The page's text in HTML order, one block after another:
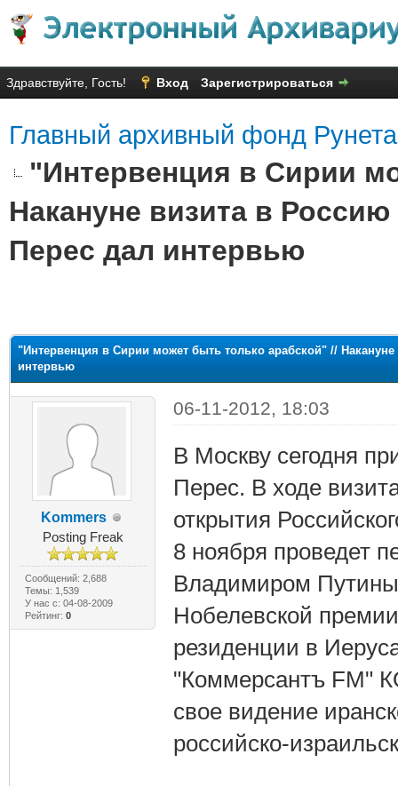
Здравствуйте, Гость! Вход Зарегистрироваться
Главный архивный фонд Рунета
"Интервенция в Сирии
Накануне визита в
Перес дал интервью
"Интервенция в Сирии может быть только арабской" //
интервью
Kommers
Posting Freak
Сообщений: 2,688
Темы: 1,539
У нас с: 04-08-2009
Рейтинг: 0
06-11-2012, 18:03
В Москву сегодня
Перес. В ходе
открытия
8 ноября проведет
Владимиром
Нобелевской
резиденции в
"Коммерсантъ
свое видение
российско-